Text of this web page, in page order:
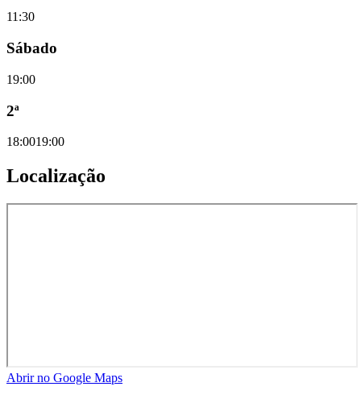
11:30
Sábado
19:00
2ª
18:0019:00
Localização
Abrir no Google Maps